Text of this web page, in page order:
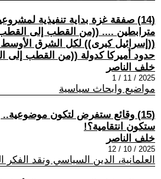
(14) صفقة غزة بداية تنفيذية
مترابطين .... ((من القطب إلى
حدود أميركا كدولة ((من القطب إلى
خلف الناصر
2025 / 11 / 1
مواضيع وابحاث سياسية
(15) وقائع ستفرض لتكون موضوعية..
ستكون انتقامية؟!
خلف الناصر
2025 / 10 / 12
العلمانية، الدين السياسي ونقد الفكر